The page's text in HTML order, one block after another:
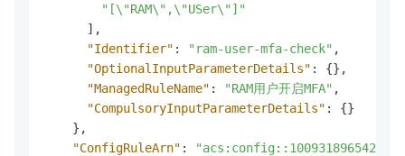
"[\"RAM\",\"USer\"]"
] ,
"Identifier" : "ram-user-mfa-check" ,
"OptionalInputParameterDetails" : {} ,
"ManagedRuleName" : "RAM用户开启MFA" ,
"CompulsoryInputParameterDetails" : {}
} ,
"ConfigRuleArn" :